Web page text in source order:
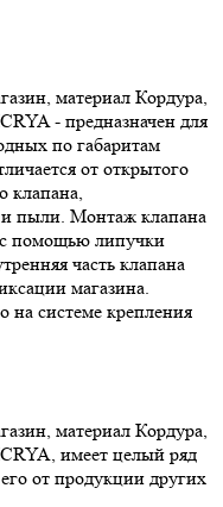
материал Кордура,
- предназначен для
по габаритам
от открытого
пыли. Монтаж клапана
с помощью липучки
часть клапана
магазина.
системе крепления
материал Кордура,
имеет целый ряд
от продукции других